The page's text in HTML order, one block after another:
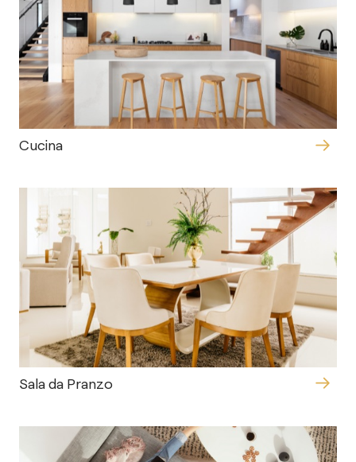
Cucina
Sala da Pranzo